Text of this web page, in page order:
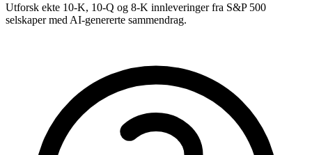
Utforsk ekte 10-K, 10-Q og 8-K innleveringer fra S&P 500
selskaper med AI-genererte sammendrag.